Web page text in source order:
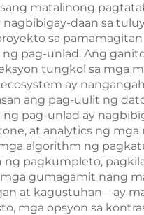
matalinong
daan sa
sa
pag-unlad. Ang
tungkol sa mga
ay
ang pag-uulit ng
pag-unlad ay
at analytics ng
algorithm ng
pagkumpleto,
gumagamit nang
at kagustuhan—ay
mga opsyon sa